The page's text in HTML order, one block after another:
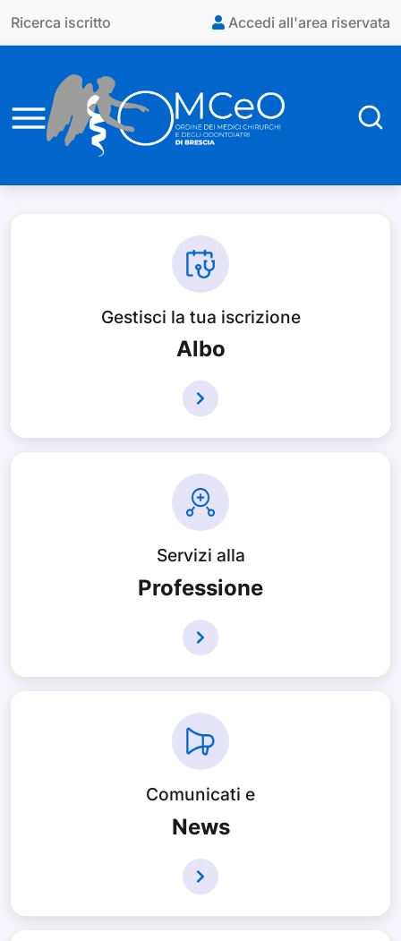
Ricerca iscritto Accedi all'area riservata
Gestisci la tua iscrizione
Albo
Servizi alla
Professione
Comunicati e
News